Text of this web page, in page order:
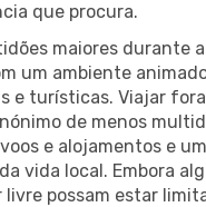
que procura.
maiores durante
um ambiente
e turísticas. Viajar fora
de menos
e alojamentos e
vida local. Embora
livre possam estar